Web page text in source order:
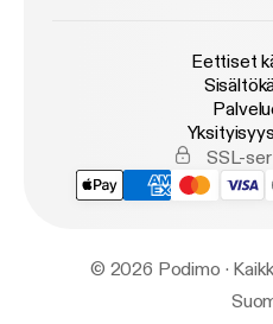
Eettiset
SSL-
© 2026 Podimo ·